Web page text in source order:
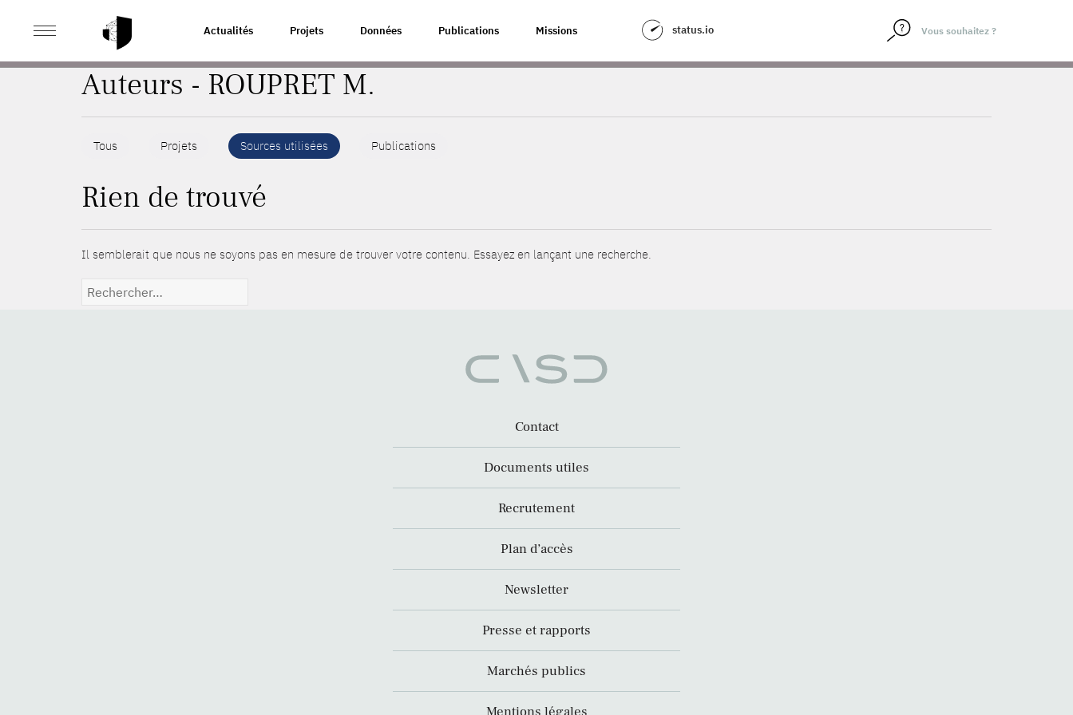
Actualités Projets Données Publications Missions status.io
ACCUEIL
Auteurs - ROUPRET M.
Tous Projets Sources utilisées Publications
Rien de trouvé
Il semblerait que nous ne soyons pas en mesure de trouver votre contenu. Essayez en lançant une recherche.
Rechercher :
Contact
Documents utiles
Recrutement
Plan d’accès
Newsletter
Presse et rapports
Marchés publics